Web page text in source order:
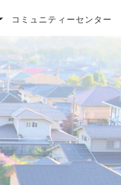
コミュニティーセンター